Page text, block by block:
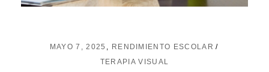
MAYO 7, 2025
RENDIMIENTO ESCOLAR
TERAPIA VISUAL